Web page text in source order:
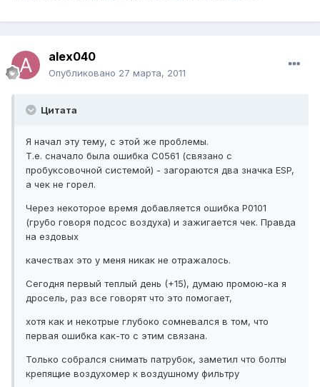
alex040
Опубликовано 27 марта, 2011
Цитата
Я начал эту тему, с этой же проблемы.
Т.е. сначало была ошибка С0561 (связано с
пробуксовочной системой) - загораются два значка ESP,
а чек не горел.
Через некоторое время добавляется ошибка P0101
(грубо говоря подсос воздуха) и зажигается чек. Правда
на ездовых
качествах это у меня никак не отражалось.
Сегодня первый теплый день (+15), думаю промою-ка я
дросель, раз все говорят что это помогает,
хотя как и некотрые глубоко сомневался в том, что
первая ошибка как-то с этим связана.
Только собрался снимать патрубок, заметил что болты
крепящие воздухомер к воздушному фильтру